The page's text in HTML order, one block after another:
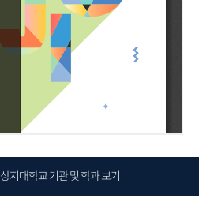
상지대학교 기관 및 학과 보기